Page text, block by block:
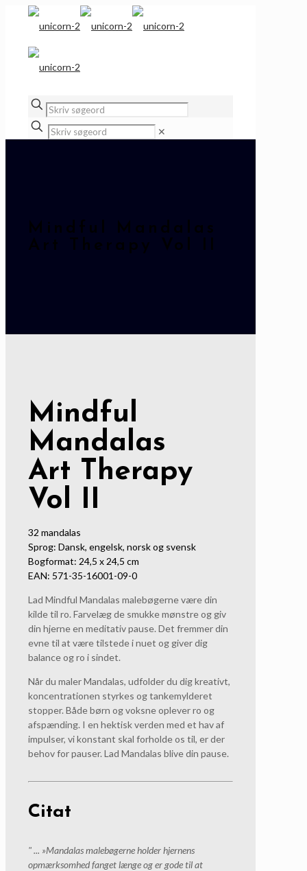
✕
Mindful Mandalas
Art Therapy Vol II
Mindful
Mandalas
Art Therapy
Vol II
32 mandalas
Sprog: Dansk, engelsk, norsk og svensk
Bogformat: 24,5 x 24,5 cm
EAN: 571-35-16001-09-0
Lad Mindful Mandalas malebøgerne være din
kilde til ro. Farvelæg de smukke mønstre og giv
din hjerne en meditativ pause. Det fremmer din
evne til at være tilstede i nuet og giver dig
balance og ro i sindet.
Når du maler Mandalas, udfolder du dig kreativt,
koncentrationen styrkes og tankemylderet
stopper. Både børn og voksne oplever ro og
afspænding. I en hektisk verden med et hav af
impulser, vi konstant skal forholde os til, er der
behov for pauser. Lad Mandalas blive din pause.
Citat
" ... »Mandalas malebøgerne holder hjernens
opmærksomhed fanget længe og er gode til at